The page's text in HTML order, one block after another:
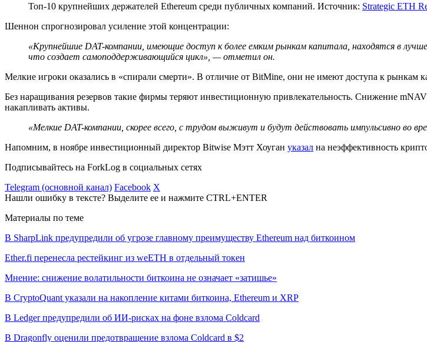
Топ-10 крупнейших держателей Ethereum среди публичных компаний. Источник: Strategic ETH
Шеннон спрогнозировал усиление этой концентрации:
«Крупнейшие DAT-компании, имеющие доступ к более емким рынкам капитала, находятся в
что создает самоподдерживающийся цикл», — отметил он.
Мелкие игроки оказались в «спирали смерти». В отличие от BitMine, они не имеют доступа к рынкам
Без наращивания резервов такие фирмы теряют инвестиционную привлекательность. Снижение
накапливать активы.
«Мелкие DAT-компании, скорее всего, с трудом выживут и будут действовать импульсивно во
Напомним, в ноябре инвестиционный директор Bitwise Мэтт Хоуган указал на неэффективность
Подписывайтесь на ForkLog в социальных сетях
Telegram (основной канал) Facebook X
Нашли ошибку в тексте? Выделите ее и нажмите CTRL+ENTER
Материалы по теме
В SharpLink предупредили об угрозе главному преимуществу Ethereum над биткоином
Ether.fi перенесла рестейкинг из weETH в отдельный токен
Мнение: снижение волатильности биткоина не означает «затишье»
В CryptoQuant указали на накопление китами биткоина, Ethereum и XRP
В Ledger предупредили об ИИ-рисках на фоне взлома Coldcard
В Dragonfly оценили предотвращение взлома Coldcard в $2